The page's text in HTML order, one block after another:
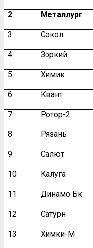
2 Металлург
3 Сокол
4 Зоркий
5 Химик
6 Квант
7 Ротор-2
8 Рязань
9 Салют
10 Калуга
11 Динамо Бк
12 Сатурн
13 Химки-М